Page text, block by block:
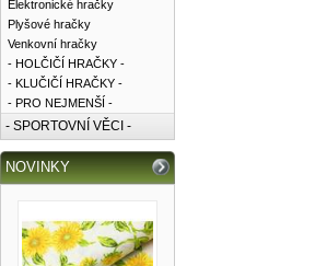
Elektronické hračky
Plyšové hračky
Venkovní hračky
- HOLČIČÍ HRAČKY -
- KLUČIČÍ HRAČKY -
- PRO NEJMENŠÍ -
- SPORTOVNÍ VĚCI -
NOVINKY